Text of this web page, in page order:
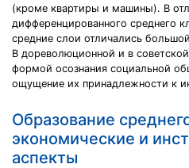
(кроме квартиры и машины). В
дифференцированного среднего
средние слои отличались
В дореволюционной и в
формой осознания социальной
ощущение их принадлежности к
Образование
экономические и
аспекты